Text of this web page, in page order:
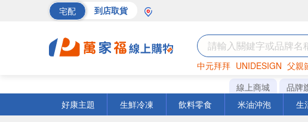
宅配 到店取貨
中元拜拜 UNIDESIGN 父親
罐頭 海苔 洋芋片
線上商城 品牌
好康主題
生鮮冷凍 飲料零食 米油沖泡 生